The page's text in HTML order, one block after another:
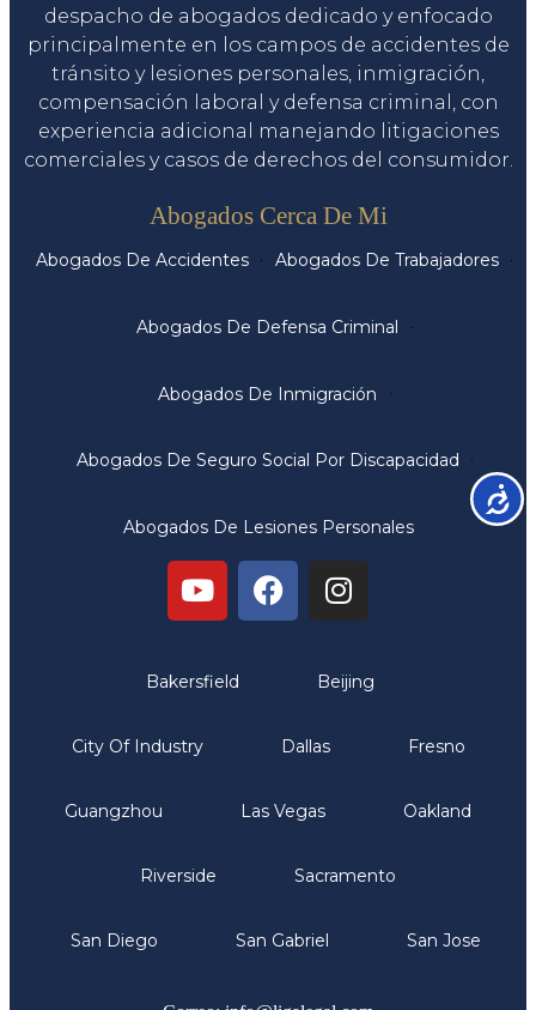
despacho de abogados dedicado y enfocado
principalmente en los campos de accidentes de
tránsito y lesiones personales, inmigración,
compensación laboral y defensa criminal, con
experiencia adicional manejando litigaciones
comerciales y casos de derechos del consumidor.
Abogados Cerca De Mi
Abogados De Accidentes Abogados De Trabajadores
Abogados De Defensa Criminal
Abogados De Inmigración
Abogados De Seguro Social Por Discapacidad
Abogados De Lesiones Personales
Bakersfield Beijing
City Of Industry Dallas Fresno
Guangzhou Las Vegas Oakland
Riverside Sacramento
San Diego San Gabriel San Jose